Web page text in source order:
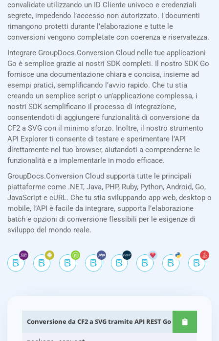
convalidate utilizzando un ID Cliente univoco e credenziali
segrete, impedendo l’accesso non autorizzato. I documenti
rimangono protetti durante l’elaborazione e tutte le
conversioni vengono completate con coerenza e riservatezza.
Integrare GroupDocs.Conversion Cloud nelle tue applicazioni
Go è semplice grazie ai nostri SDK completi. Il nostro SDK Go
fornisce una documentazione chiara e concisa, insieme ad
esempi pratici, semplificando l’avvio rapido. Che tu stia
creando un semplice script o un’applicazione complessa, i
nostri SDK semplificano il processo di integrazione,
consentendoti di aggiungere funzionalità di conversione da
CF2 a SVG con il minimo sforzo. Inoltre, il nostro strumento
API Explorer ti consente di testare e sperimentare l’API
direttamente nel tuo browser, aiutandoti a comprenderne le
funzionalità e a implementarle in modo efficace.
GroupDocs.Conversion Cloud supporta tutte le principali
piattaforme come .NET, Java, PHP, Ruby, Python, Android, Go,
JavaScript e cURL. Che tu stia sviluppando app web, desktop o
mobile, l’API è facile da integrare, supporta l’elaborazione
batch e opzioni di conversione flessibili per le esigenze di
sviluppo del mondo reale.
Conversione da CF2 a SVG tramite API REST Go